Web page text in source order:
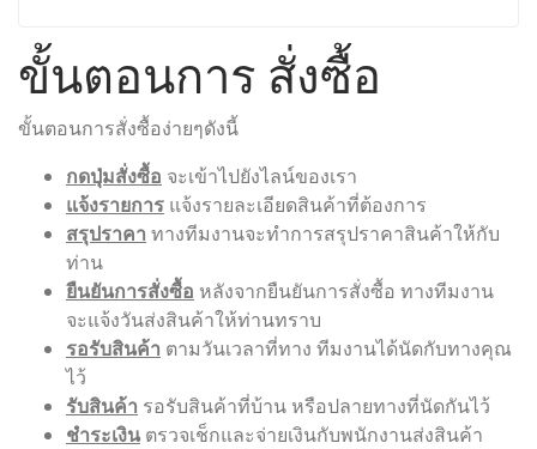
ขั้นตอนการ สั่งซื้อ
ขั้นตอนการสั่งซื้อง่ายๆดังนี้
กดปุ่มสั่งซื้อ จะเข้าไปยังไลน์ของเรา
แจ้งรายการ แจ้งรายละเอียดสินค้าที่ต้องการ
สรุปราคา ทางทีมงานจะทำการสรุปราคาสินค้าให้กับ
ท่าน
ยืนยันการสั่งซื้อ หลังจากยืนยันการสั่งซื้อ ทางทีมงาน
จะแจ้งวันส่งสินค้าให้ท่านทราบ
รอรับสินค้า ตามวันเวลาที่ทาง ทีมงานได้นัดกับทางคุณ
ไว้
รับสินค้า รอรับสินค้าที่บ้าน หรือปลายทางที่นัดกันไว้
ชำระเงิน ตรวจเช็กและจ่ายเงินกับพนักงานส่งสินค้า